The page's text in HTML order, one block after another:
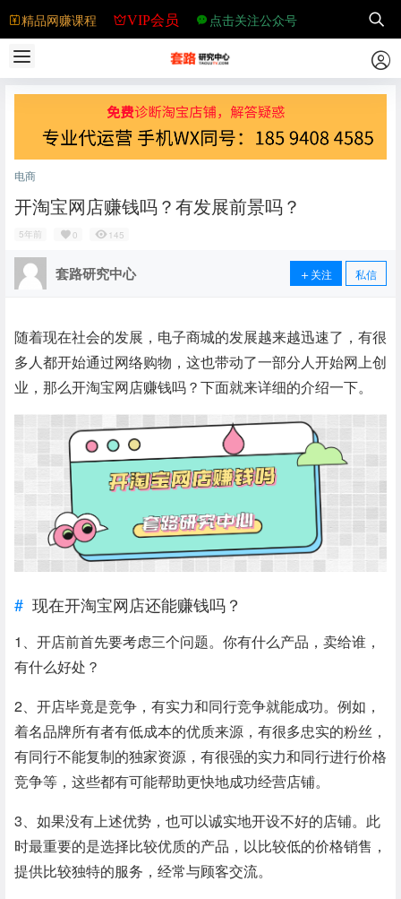
精品网赚课程 VIP会员 点击关注公众号
电商
开淘宝网店赚钱吗？有发展前景吗？
5年前 0 145
套路研究中心 关注 私信
随着现在社会的发展，电子商城的发展越来越迅速了，有很
多人都开始通过网络购物，这也带动了一部分人开始网上创
业，那么开淘宝网店赚钱吗？下面就来详细的介绍一下。
现在开淘宝网店还能赚钱吗？
1、开店前首先要考虑三个问题。你有什么产品，卖给谁，
有什么好处？
2、开店毕竟是竞争，有实力和同行竞争就能成功。例如，
着名品牌所有者有低成本的优质来源，有很多忠实的粉丝，
有同行不能复制的独家资源，有很强的实力和同行进行价格
竞争等，这些都有可能帮助更快地成功经营店铺。
3、如果没有上述优势，也可以诚实地开设不好的店铺。此
时最重要的是选择比较优质的产品，以比较低的价格销售，
提供比较独特的服务，经常与顾客交流。